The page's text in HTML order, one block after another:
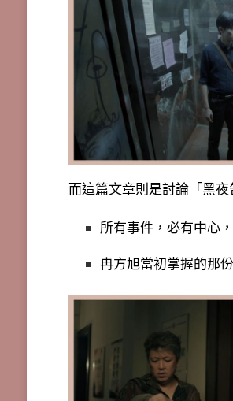
而這篇文章則是討論「黑
所有事件，必有中心
冉方旭當初掌握的那